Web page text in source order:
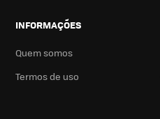
INFORMAÇÕES
Quem somos
Termos de uso